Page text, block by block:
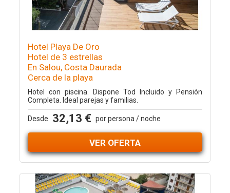
Hotel Playa De Oro
Hotel de 3 estrellas
En Salou, Costa Daurada
Cerca de la playa
Hotel con piscina. Dispone Tod Incluido y Pensión
Completa. Ideal parejas y familias.
Desde 32,13 € por persona / noche
VER OFERTA